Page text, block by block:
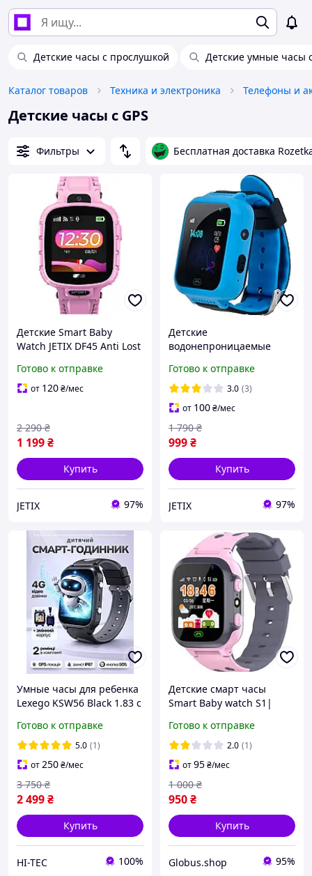
Детские часы с прослушкой Детские умные часы
Каталог товаров Техника и электроника Телефоны и
Детские часы с GPS
Фильтры Бесплатная доставка
Детские Smart Baby
Watch JETIX DF45 Anti Lost
водонепроницаемые
часы телефон для
Готово к отправке
от 120₴/мес
1 199₴
2 290 ₴
Купить
JETIX 97%
Детские
водонепроницаемые
DF22 Light Edition
оригинальные с
телефоном и камерой
(Blue)
Готово к отправке
3.0 (3)
от 100₴/мес
999₴
1 790 ₴
Купить
JETIX 97%
Умные часы для ребенка
Lexego KSW56 Black 1.83 с
положения детские смарт
часы с GPS и 4G
видеозвон
Готово к отправке
5.0 (1)
от250₴/мес
2 499₴
3 750 ₴
Купить
HI-TEC 100%
Детские смарт часы
Smart Baby watch S1|
камерой, GPS трекером,
ярким дисплеем | Умные
часы
Готово к отправке
2.0 (1)
от95₴/мес
950₴
1 000 ₴
Купить
Globus.shop 95%